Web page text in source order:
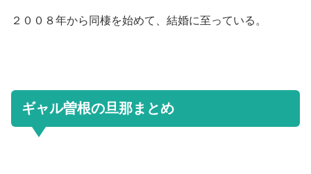
２００８年から同棲を始めて、結婚に至っている。
ギャル曽根の旦那まとめ